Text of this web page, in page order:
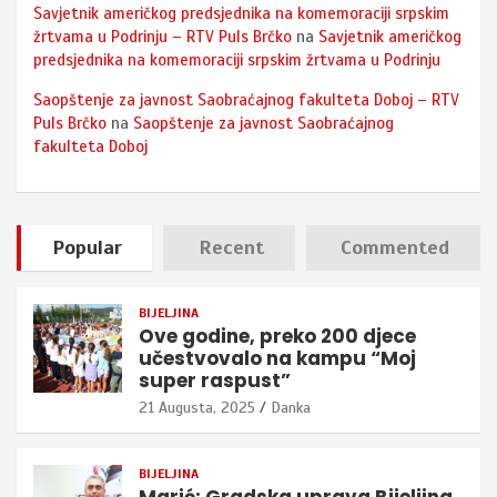
Savjetnik američkog predsjednika na komemoraciji srpskim
žrtvama u Podrinju – RTV Puls Brčko na Savjetnik američkog
predsjednika na komemoraciji srpskim žrtvama u Podrinju
Saopštenje za javnost Saobraćajnog fakulteta Doboj – RTV
Puls Brčko na Saopštenje za javnost Saobraćajnog
fakulteta Doboj
Popular Recent Commented
BIJELJINA
Ove godine, preko 200 djece
učestvovalo na kampu “Moj
super raspust”
21 Augusta, 2025 Danka
BIJELJINA